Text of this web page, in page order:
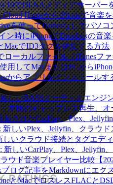
10でDLNAメディアサーバー
Cloud HomeからiPhoneで音楽
を使ってiTunesなしでパソ
ン時にiPhoneでDropboxの音
MacでID3タグを編集する方法
ローカルファイル（iTunesフ
用してMacまたはPCから
からアプリをインストール
新しいBASSオーディオエン
：本物のギャップレス再生、
新されたCarPlay、Plex、
新しいPlex、Jellyfin、クラウ
しいクラウド接続とタグエデ
新しいCarPlay、Plex、Jellyfin
ウド音楽プレイヤー比較【
ログ記事をMarkdownにエク
とMacでロスレスFLACと